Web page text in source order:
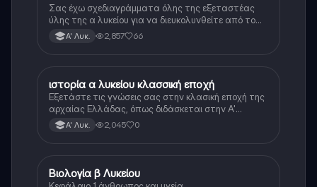
Σας έχω σχεδιαγράμματα όλης της εξεταστέας
ύλης της α λυκείου για να διευκολυνθείτε από το
τεράστιο βάρος του βιβλίου
Α' Λυκ. 2,857 66
Ιστορία
ιστορία α λυκείου κλασσική εποχή
Εξετάστε τις γνώσεις σας στην κλασική εποχή της
αρχαίας Ελλάδας, όπως διδάσκεται στην Α'
Λυκείου.
Α' Λυκ. 2,045 0
Βιολογία
Βιολογία β Λυκείου